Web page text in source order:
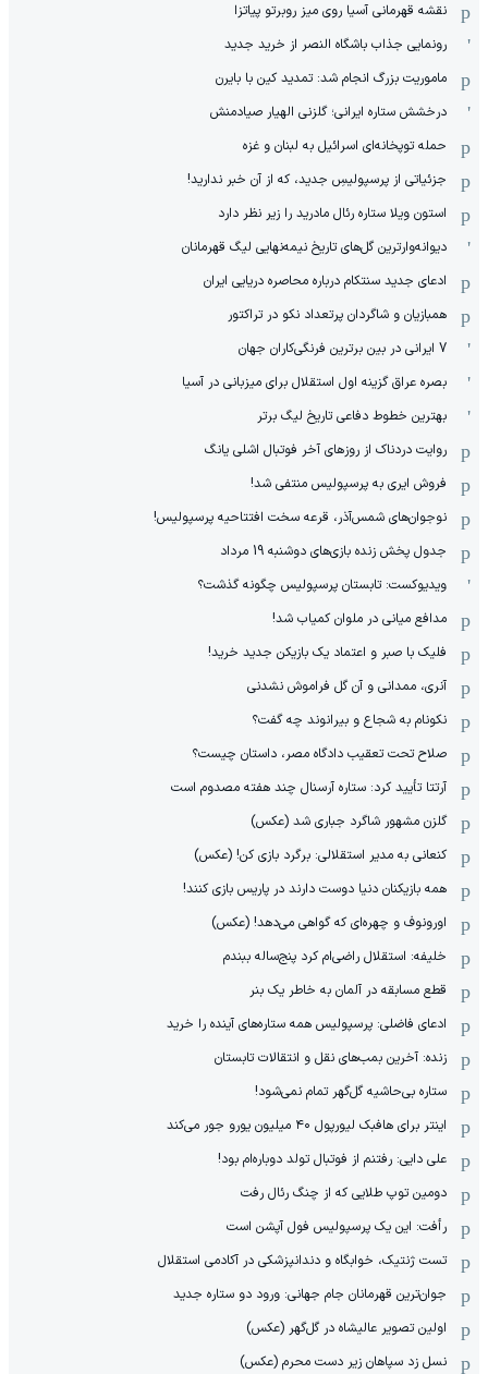
نقشه قهرمانی آسیا روی میز روبرتو پیاتزا
رونمایی جذاب باشگاه النصر از خرید جدید
ماموریت بزرگ انجام شد: تمدید کین با بایرن
درخشش ستاره ایرانی؛ گلزنی الهیار صیادمنش
حمله توپخانه‌ای اسرائیل به لبنان و غزه
جزئیاتی از پرسپولیسِ جدید، که از آن ‌خبر ندارید!
استون ویلا ستاره رئال مادرید را زیر نظر دارد
دیوانه‌وارترین گل‌های تاریخ نیمه‌نهایی لیگ قهرمانان
ادعای جدید سنتکام درباره محاصره دریایی ایران
همبازیان و شاگردان پرتعداد نکو در تراکتور
7 ایرانی در بین برترین فرنگی‌کاران جهان
بصره عراق گزینه اول استقلال برای میزبانی در آسیا
بهترین خطوط دفاعی تاریخ لیگ برتر
روایت دردناک از روزهای آخر فوتبال اشلی یانگ
فروش ایری به پرسپولیس منتفی شد!
نوجوان‌های شمس‌آذر، قرعه سخت افتتاحیه پرسپولیس!
جدول پخش زنده بازی‌های دوشنبه 19 مرداد
ویدیوکست: تابستان پرسپولیس چگونه گذشت؟
مدافع میانی در ملوان کمیاب شد!
فلیک با صبر و اعتماد یک بازیکن جدید خرید!
آنری، ممدانی و آن گل فراموش نشدنی
نکونام به شجاع و بیرانوند چه گفت؟
صلاح تحت تعقیب دادگاه مصر، داستان چیست؟
آرتتا تأیید کرد: ستاره آرسنال چند هفته مصدوم است
گلزن مشهور شاگرد جباری شد (عکس)
کنعانی به مدیر استقلالی: برگرد بازی کن! (عکس)
همه بازیکنان دنیا دوست دارند در پاریس بازی کنند!
اورونوف و چهره‌ای که گواهی می‌دهد! (عکس)
خلیفه: استقلال راضی‌ام کرد پنج‌ساله ببندم
قطع مسابقه در آلمان به خاطر یک بنر
ادعای فاضلی: پرسپولیس همه ستاره‌های آینده را خرید
زنده: آخرین بمب‌های نقل و انتقالات تابستان
ستاره بی‌حاشیه گل‌گهر تمام نمی‌شود!
اینتر برای هافبک لیورپول ۴۰ میلیون یورو جور می‌کند
علی دایی: رفتنم از فوتبال تولد دوباره‌ام بود!
دومین توپ طلایی که از چنگ رئال رفت
رأفت: این یک پرسپولیس فول آپشن است
تست ژنتیک، خوابگاه و دندانپزشکی در آکادمی استقلال
جوان‌ترین قهرمانان جام جهانی: ورود دو ستاره جدید
اولین تصویر عالیشاه در گل‌گهر (عکس)
نسل زد سپاهان زیر دست محرم (عکس)